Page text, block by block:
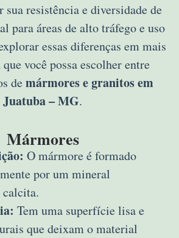
resistência e diversidade de
para áreas de alto tráfego e uso
essas diferenças em mais
você possa escolher entre
de mármores e granitos em
Juatuba – MG.
Mármores
O mármore é formado
por um mineral
calcita.
Tem uma superfície lisa e
que deixam o material